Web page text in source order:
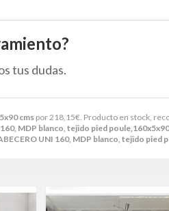
cms por218,15€. Producto en stock,
MDP blanco, tejido pied
UNI 160, MDP blanco, tejido pied
tus dudas.